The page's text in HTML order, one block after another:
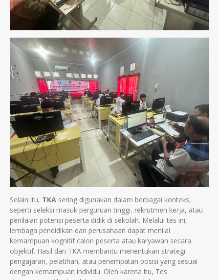
Selain itu, TKA sering digunakan dalam berbagai konteks,
seperti seleksi masuk perguruan tinggi, rekrutmen kerja, atau
penilaian potensi peserta didik di sekolah. Melalui tes ini,
lembaga pendidikan dan perusahaan dapat menilai
kemampuan kognitif calon peserta atau karyawan secara
objektif. Hasil dari TKA membantu menentukan strategi
pengajaran, pelatihan, atau penempatan posisi yang sesuai
dengan kemampuan individu. Oleh karena itu, Tes